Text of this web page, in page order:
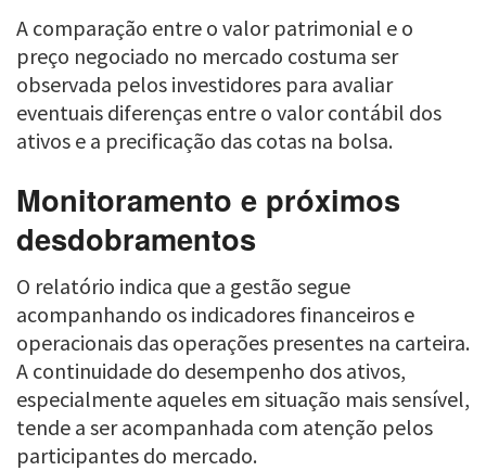
A comparação entre o valor patrimonial e o
preço negociado no mercado costuma ser
observada pelos investidores para avaliar
eventuais diferenças entre o valor contábil dos
ativos e a precificação das cotas na bolsa.
Monitoramento e próximos
desdobramentos
O relatório indica que a gestão segue
acompanhando os indicadores financeiros e
operacionais das operações presentes na carteira.
A continuidade do desempenho dos ativos,
especialmente aqueles em situação mais sensível,
tende a ser acompanhada com atenção pelos
participantes do mercado.